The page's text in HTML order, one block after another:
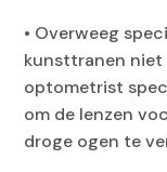
• Overweeg
kunsttranen niet
optometrist
om de lenzen
droge ogen te